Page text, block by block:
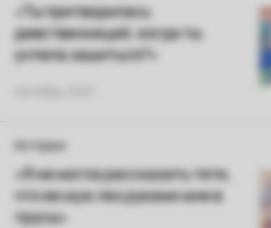
«Ты притворилась
девственницей, когда ты
успела зашиться?»
Истории
«Я не могла рассказать тете,
что ее муж лез руками мне в
трусы»